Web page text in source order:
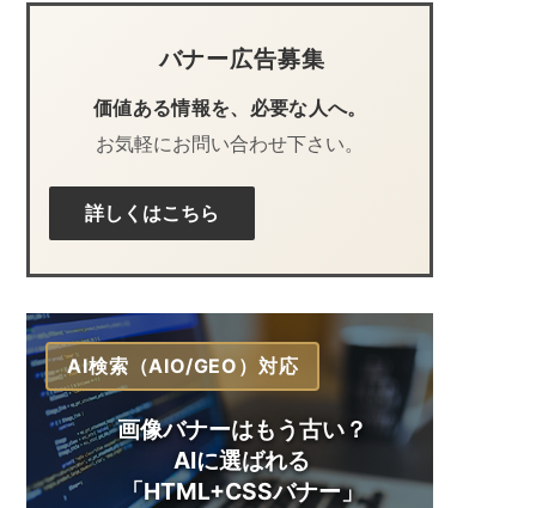
バナー広告募集
価値ある情報を、必要な人へ。
お気軽にお問い合わせ下さい。
詳しくはこちら
AI検索（AIO/GEO）対応
画像バナーはもう古い？
AIに選ばれる
「HTML+CSSバナー」